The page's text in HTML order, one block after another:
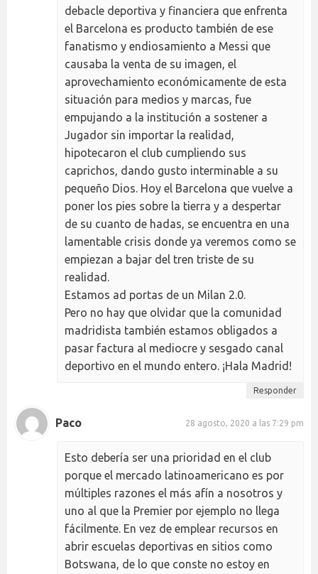
debacle deportiva y financiera que enfrenta
el Barcelona es producto también de ese
fanatismo y endiosamiento a Messi que
causaba la venta de su imagen, el
aprovechamiento económicamente de esta
situación para medios y marcas, fue
empujando a la institución a sostener a
Jugador sin importar la realidad,
hipotecaron el club cumpliendo sus
caprichos, dando gusto interminable a su
pequeño Dios. Hoy el Barcelona que vuelve a
poner los pies sobre la tierra y a despertar
de su cuanto de hadas, se encuentra en una
lamentable crisis donde ya veremos como se
empiezan a bajar del tren triste de su
realidad.
Estamos ad portas de un Milan 2.0.
Pero no hay que olvidar que la comunidad
madridista también estamos obligados a
pasar factura al mediocre y sesgado canal
deportivo en el mundo entero. ¡Hala Madrid!
Responder
Paco 28 agosto, 2020 a las 7:29 pm
Esto debería ser una prioridad en el club
porque el mercado latinoamericano es por
múltiples razones el más afín a nosotros y
uno al que la Premier por ejemplo no llega
fácilmente. En vez de emplear recursos en
abrir escuelas deportivas en sitios como
Botswana, de lo que conste no estoy en